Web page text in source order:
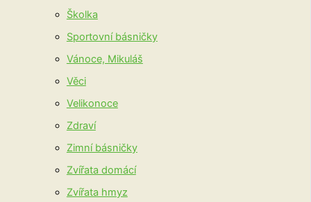
Školka
Sportovní básničky
Vánoce, Mikuláš
Věci
Velikonoce
Zdraví
Zimní básničky
Zvířata domácí
Zvířata hmyz